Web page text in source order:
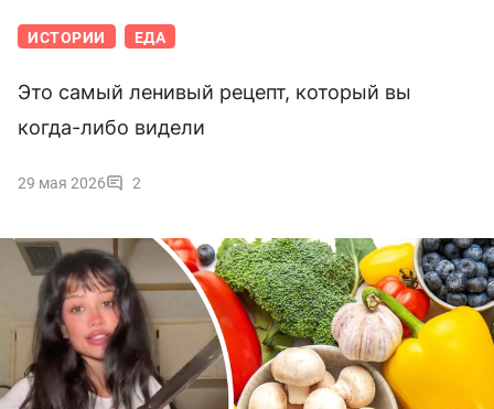
ИСТОРИИ ЕДА
Это самый ленивый рецепт, который вы
когда-либо видели
29 мая 2026 2